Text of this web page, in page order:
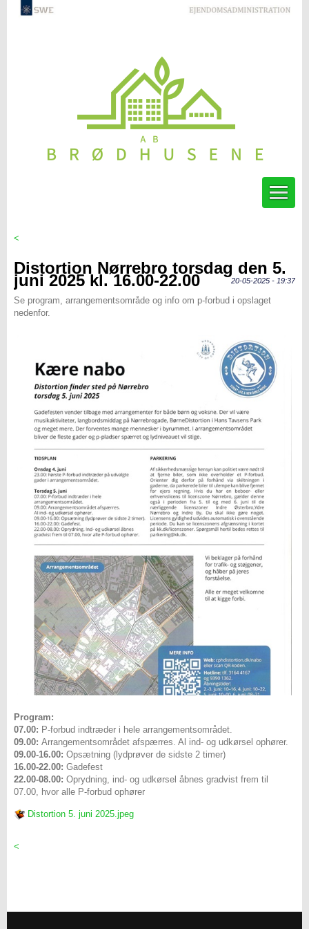
<
Distortion Nørrebro torsdag den 5.
juni 2025 kl. 16.00-22.00 20-05-2025 - 19:37
Se program, arrangementsområde og info om p-forbud i opslaget
nedenfor.
Program:
07.00: P-forbud indtræder i hele arrangementsområdet.
09.00: Arrangementsområdet afspærres. Al ind- og udkørsel ophører.
09.00-16.00: Opsætning (lydprøver de sidste 2 timer)
16.00-22.00: Gadefest
22.00-08.00: Oprydning, ind- og udkørsel åbnes gradvist frem til
07.00, hvor alle P-forbud ophører
Distortion 5. juni 2025.jpeg
<